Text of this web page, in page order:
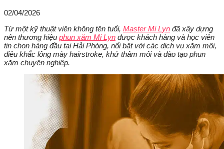
02/04/2026
Từ một kỹ thuật viên không tên tuổi, Master Mi Lyn đã xây dựng
nên thương hiệu phun xăm Mi Lyn được khách hàng và học viên
tin chọn hàng đầu tại Hải Phòng, nổi bật với các dịch vụ xăm môi,
điêu khắc lông mày hairstroke, khử thâm môi và đào tạo phun
xăm chuyên nghiệp.